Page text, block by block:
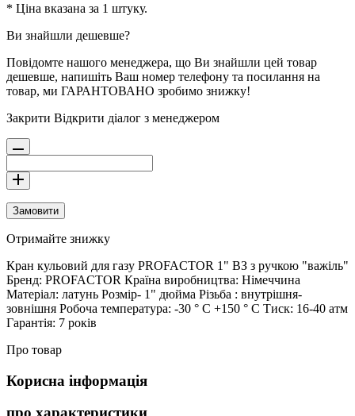
* Ціна вказана за 1 штуку.
Ви знайшли дешевше?
Повідомте нашого менеджера, що Ви знайшли цей товар
дешевше, напишіть Ваш номер телефону та посилання на
товар, ми ГАРАНТОВАНО зробимо знижку!
Закрити Відкрити діалог з менеджером
Замовити
Отримайте знижку
Кран кульовий для газу PROFACTOR 1" ВЗ з ручкою "важіль"
Бренд: PROFACTOR Країна виробництва: Німеччина
Матеріал: латунь Розмір- 1" дюйма Різьба : внутрішня-
зовнішня Робоча температура: -30 ° С +150 ° С Тиск: 16-40 атм
Гарантія: 7 років
Про товар
Корисна інформація
про характеристики